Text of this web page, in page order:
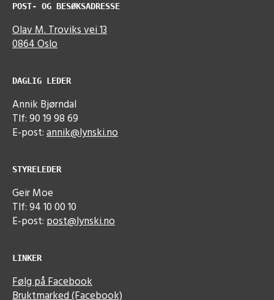
POST- OG BESØKSADRESSE
Olav M. Troviks vei 13
0864 Oslo
DAGLIG LEDER
Annik Bjørndal
Tlf: 90 19 98 69
E-post:annik@lynski.no
STYRELEDER
Geir Moe
Tlf: 94 10 00 10
E-post: post@lynski.no
LINKER
Følg på Facebook
Bruktmarked (Facebook)